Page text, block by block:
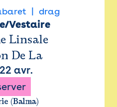
drag
Vestaire
Linsale
De La
22 avr.
(Balma)